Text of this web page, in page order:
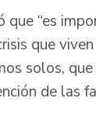
“es
que
solos,
de las